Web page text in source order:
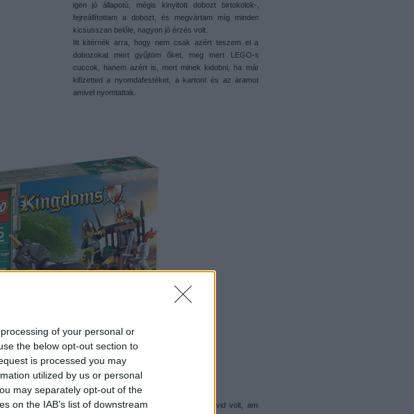
of your personal or
the below opt-out section to
is processed you may
utilized by us or personal
may separately opt-out of the
on the IAB’s list of downstream
igen jó állapotú, mégis kinyitott dobozt birtokolok-,
fejreállítottam a dobozt, és megvártam míg minden
kicsusszan belőle, nagyon jó érzés volt.
Itt kitérnék arra, hogy nem csak azért teszem el a
dobozokat mert gyűjtöm őket, meg mert LEGO-s
cuccok, hanem azért is, mert minek kidobni, ha már
kifizetted a nyomdafestéket, a kartont és az áramot
amivel nyomtattak.
Igazán élveztem az építést, bár kicsit rövid volt, ami